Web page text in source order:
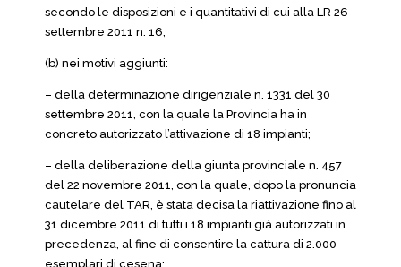
secondo le disposizioni e i quantitativi di cui alla LR 26
settembre 2011 n. 16;
(b) nei motivi aggiunti:
– della determinazione dirigenziale n. 1331 del 30
settembre 2011, con la quale la Provincia ha in
concreto autorizzato l’attivazione di 18 impianti;
– della deliberazione della giunta provinciale n. 457
del 22 novembre 2011, con la quale, dopo la pronuncia
cautelare del TAR, è stata decisa la riattivazione fino al
31 dicembre 2011 di tutti i 18 impianti già autorizzati in
precedenza, al fine di consentire la cattura di 2.000
esemplari di cesena;